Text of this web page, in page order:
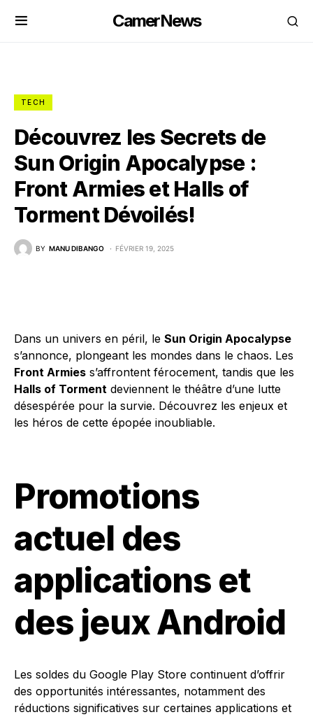
CamerNews
TECH
Découvrez les Secrets de
Sun Origin Apocalypse :
Front Armies et Halls of
Torment Dévoilés!
BY MANU DIBANGO FÉVRIER 19, 2025
Dans un univers en péril, le Sun Origin Apocalypse
s’annonce, plongeant les mondes dans le chaos. Les
Front Armies s’affrontent férocement, tandis que les
Halls of Torment deviennent le théâtre d’une lutte
désespérée pour la survie. Découvrez les enjeux et
les héros de cette épopée inoubliable.
Promotions
actuel des
applications et
des jeux Android
Les soldes du Google Play Store continuent d’offrir
des opportunités intéressantes, notamment des
réductions significatives sur certaines applications et